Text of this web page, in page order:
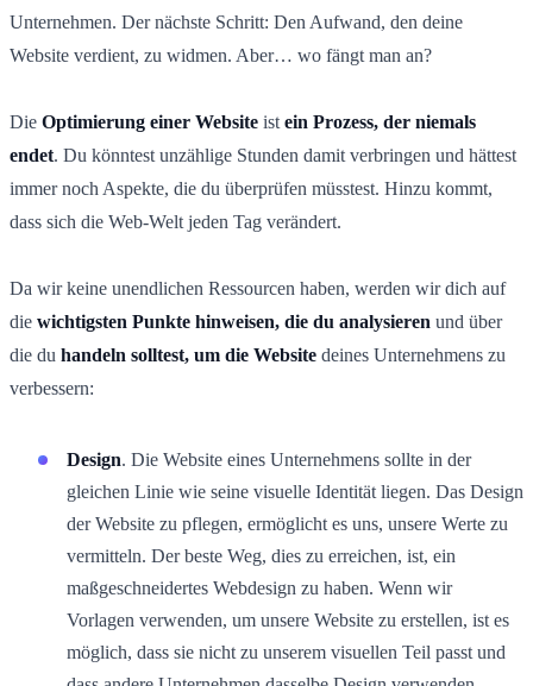
Unternehmen. Der nächste Schritt: Den Aufwand, den deine
Website verdient, zu widmen. Aber… wo fängt man an?
Die Optimierung einer Website ist ein Prozess, der niemals
endet. Du könntest unzählige Stunden damit verbringen und hättest
immer noch Aspekte, die du überprüfen müsstest. Hinzu kommt,
dass sich die Web-Welt jeden Tag verändert.
Da wir keine unendlichen Ressourcen haben, werden wir dich auf
die wichtigsten Punkte hinweisen, die du analysieren und über
die du handeln solltest, um die Website deines Unternehmens zu
verbessern:
Design. Die Website eines Unternehmens sollte in der
gleichen Linie wie seine visuelle Identität liegen. Das Design
der Website zu pflegen, ermöglicht es uns, unsere Werte zu
vermitteln. Der beste Weg, dies zu erreichen, ist, ein
maßgeschneidertes Webdesign zu haben. Wenn wir
Vorlagen verwenden, um unsere Website zu erstellen, ist es
möglich, dass sie nicht zu unserem visuellen Teil passt und